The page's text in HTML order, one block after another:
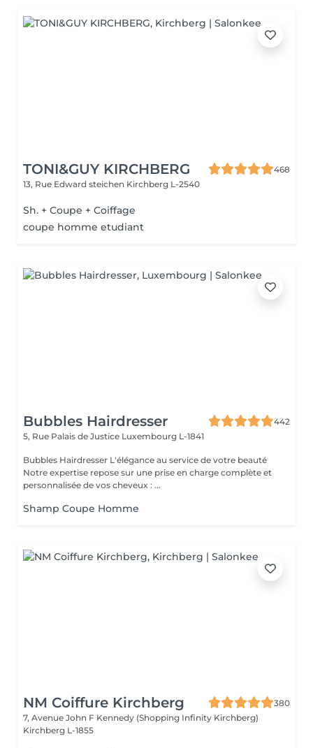
TONI&GUY KIRCHBERG
468
13, Rue Edward steichen Kirchberg L-2540
Sh. + Coupe + Coiffage
coupe homme etudiant
Bubbles Hairdresser
442
5, Rue Palais de Justice Luxembourg L-1841
Bubbles Hairdresser L'élégance au service de votre beauté
Notre expertise repose sur une prise en charge complète et
personnalisée de vos cheveux : ...
Shamp Coupe Homme
NM Coiffure Kirchberg
380
7, Avenue John F Kennedy (Shopping Infinity Kirchberg)
Kirchberg L-1855